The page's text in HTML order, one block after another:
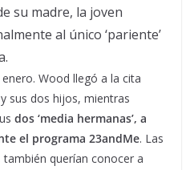
su madre, la joven
al único ‘pariente’
Wood llegó a la cita
sus dos hijos, mientras
dos ‘media hermanas’, a
el programa 23andMe. Las
querían conocer a